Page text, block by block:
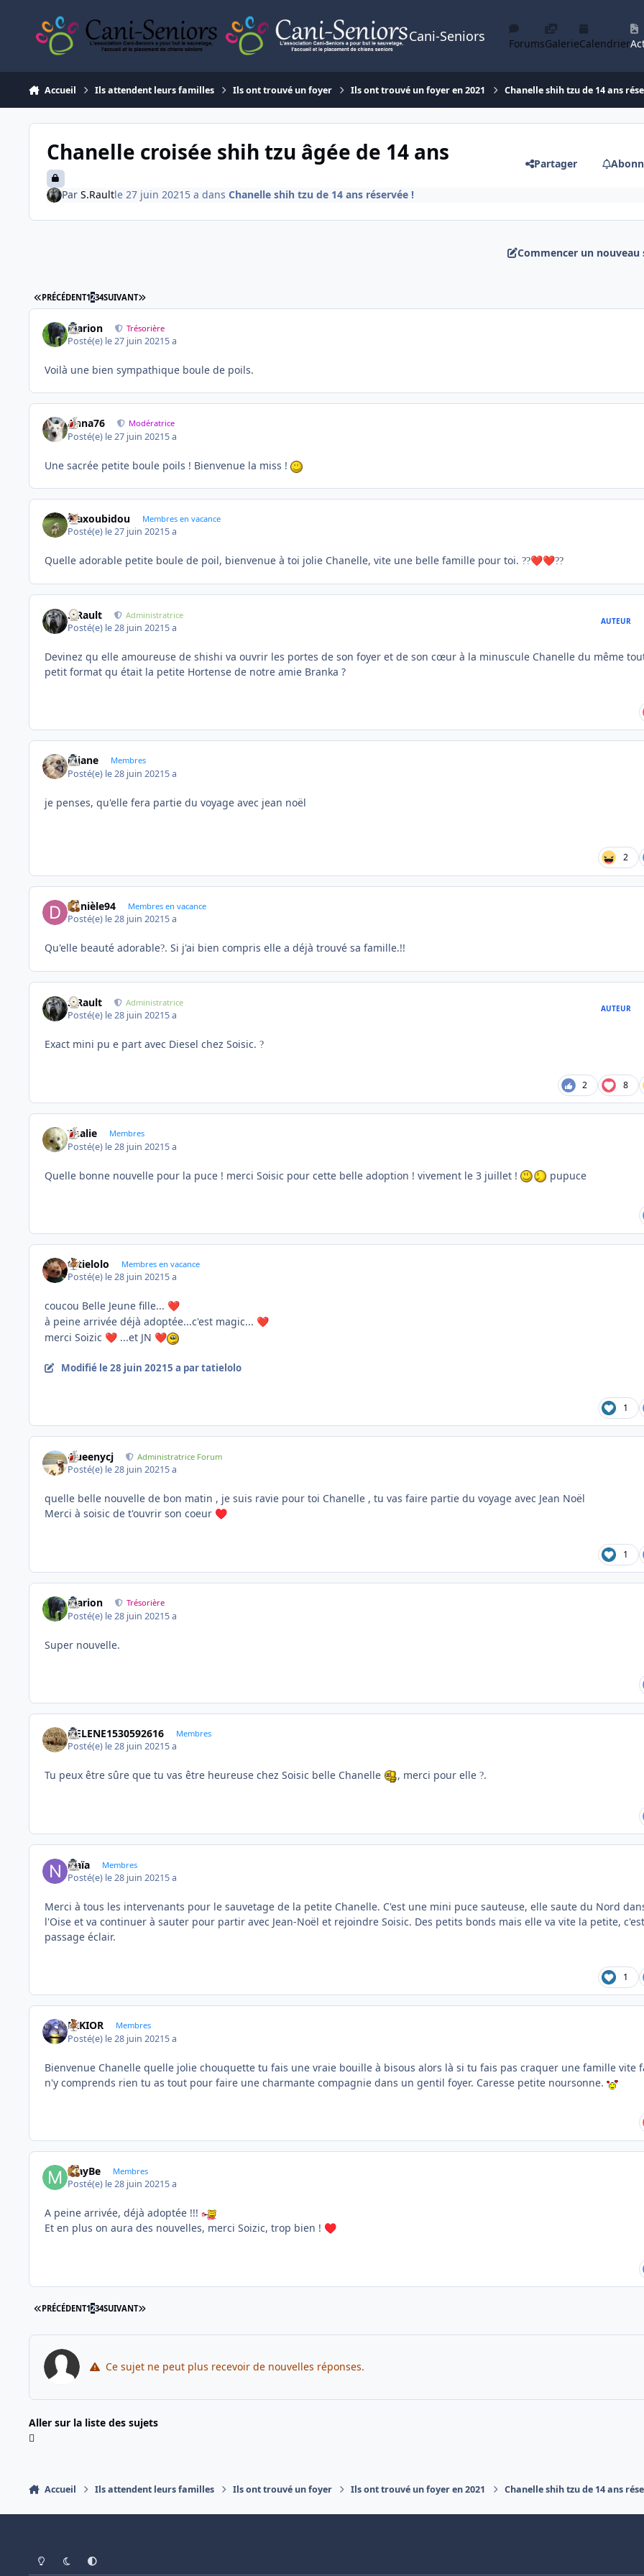
Cani-Seniors ForumsGalerieCalendrier
Accueil Ils attendent leurs familles Ils ont trouvé un foyer Ils ont trouvé un foyer en 2021 Chanelle shih tzu de 14 ans
Chanelle croisée shih tzu âgée de 14 ans Partager
Par S.Raultle 27 juin 2021 5 a dans Chanelle shih tzu de 14 ans réservée !
Commencer un nouveau
PREMIÈRE PAGE
PRÉCÉDENT1234SUIVANT DERNIÈRE PAGE
Marion Trésorière
Posté(e) le 27 juin 20215 a
Voilà une bien sympathique boule de poils.
Anna76 Modératrice
Posté(e) le 27 juin 20215 a
Une sacrée petite boule poils ! Bienvenue la miss !
Maxoubidou Membres en vacance
Posté(e) le 27 juin 20215 a
Quelle adorable petite boule de poil, bienvenue à toi jolie Chanelle, vite une belle famille pour toi. ??❤️❤️??
S.Rault Administratrice
Posté(e) le 28 juin 20215 a
AUTEUR
Devinez qu elle amoureuse de shishi va ouvrir les portes de son foyer et de son cœur à la minuscule Chanelle du même
petit format qu était la petite Hortense de notre amie Branka ?
réjane Membres
Posté(e) le 28 juin 20215 a
je penses, qu'elle fera partie du voyage avec jean noël
2
Danièle94 Membres en vacance
Posté(e) le 28 juin 20215 a
Qu'elle beauté adorable?. Si j'ai bien compris elle a déjà trouvé sa famille.!!
S.Rault Administratrice
Posté(e) le 28 juin 20215 a
AUTEUR
Exact mini pu e part avec Diesel chez Soisic. ?
2 8
Thalie Membres
Posté(e) le 28 juin 20215 a
Quelle bonne nouvelle pour la puce ! merci Soisic pour cette belle adoption ! vivement le 3 juillet ! pupuce
tatielolo Membres en vacance
Posté(e) le 28 juin 20215 a
coucou Belle Jeune fille... ❤️
à peine arrivée déjà adoptée...c'est magic... ❤️
merci Soizic ❤️ ...et JN ❤️
Modifié le 28 juin 20215 a par tatielolo
1
Queenycj Administratrice Forum
Posté(e) le 28 juin 20215 a
quelle belle nouvelle de bon matin , je suis ravie pour toi Chanelle , tu vas faire partie du voyage avec Jean Noël
Merci à soisic de t'ouvrir son coeur ♥️
1
Marion Trésorière
Posté(e) le 28 juin 20215 a
Super nouvelle.
HELENE1530592616 Membres
Posté(e) le 28 juin 20215 a
Tu peux être sûre que tu vas être heureuse chez Soisic belle Chanelle , merci pour elle?.
Naïa Membres
Posté(e) le 28 juin 20215 a
Merci à tous les intervenants pour le sauvetage de la petite Chanelle. C'est une mini puce sauteuse, elle saute du Nord
l'Oise et va continuer à sauter pour partir avec Jean-Noël et rejoindre Soisic. Des petits bonds mais elle va vite la petite,
passage éclair.
1
NIKIOR Membres
Posté(e) le 28 juin 20215 a
Bienvenue Chanelle quelle jolie chouquette tu fais une vraie bouille à bisous alors là si tu fais pas craquer une famille vite
n'y comprends rien tu as tout pour faire une charmante compagnie dans un gentil foyer. Caresse petite noursonne.
MayBe Membres
Posté(e) le 28 juin 20215 a
A peine arrivée, déjà adoptée !!!
Et en plus on aura des nouvelles, merci Soizic, trop bien ! ♥️
PREMIÈRE PAGE
PRÉCÉDENT1234SUIVANT DERNIÈRE PAGE
Ce sujet ne peut plus recevoir de nouvelles réponses.
Aller sur la liste des sujets
Accueil Ils attendent leurs familles Ils ont trouvé un foyer Ils ont trouvé un foyer en 2021 Chanelle shih tzu de 14 ans
Light ModeDark ModeSystem Preference